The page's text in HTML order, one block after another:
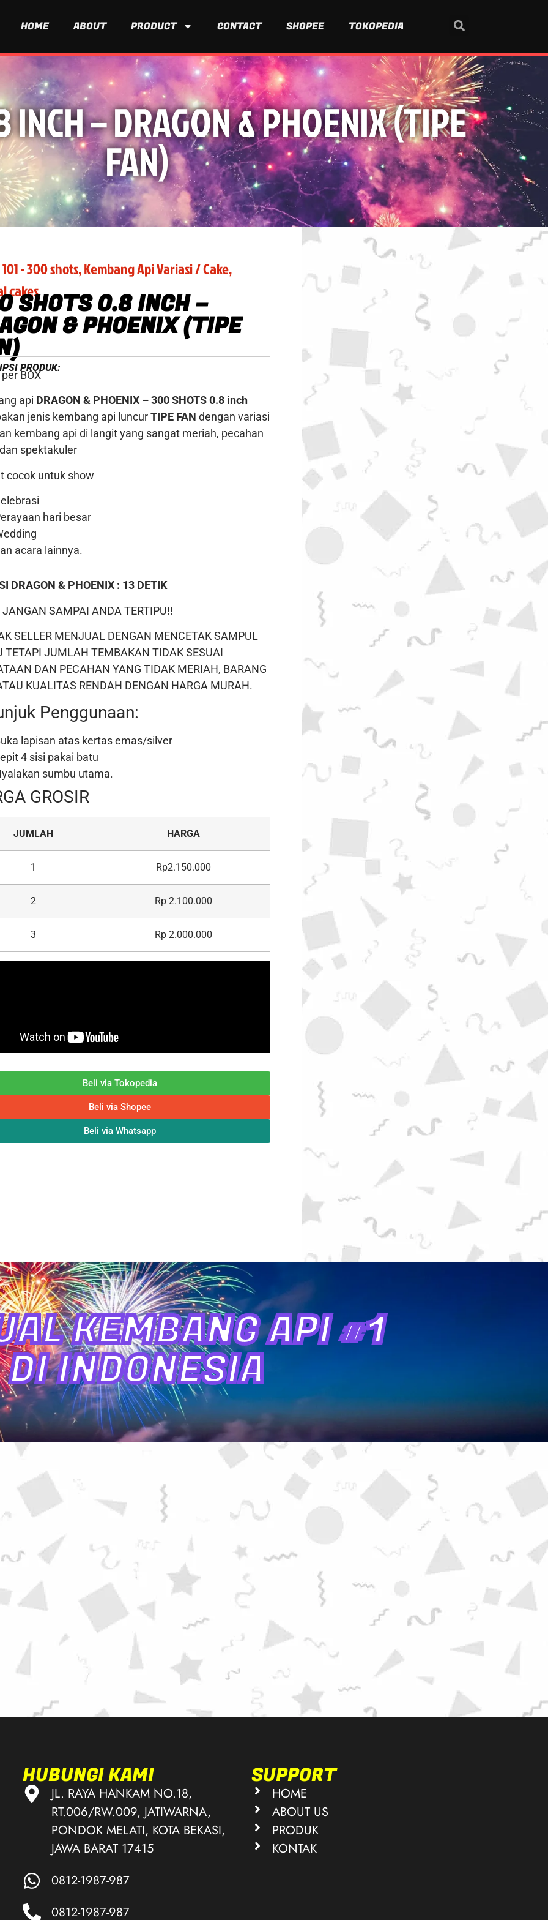
HOME ABOUT PRODUCT CONTACT SHOPEE TOKOPEDIA
– DRAGON & PHOENIX (TIPE
FAN)
- 300 shots,Kembang Api Variasi / Cake,
cakes
SHOTS 0.8 INCH –
& PHOENIX (TIPE
PRODUK:
BOX
api DRAGON & PHOENIX – 300 SHOTS 0.8 inch
jenis kembang api luncurTIPE FAN dengan variasi
kembang api di langit yang sangat meriah, pecahan
spektakuler
cocok untuk show
hari besar
acara lainnya.
DRAGON & PHOENIX : 13 DETIK
JANGAN SAMPAI ANDA TERTIPU!!
SELLER MENJUAL DENGAN MENCETAK SAMPUL
TETAPI JUMLAH TEMBAKAN TIDAK SESUAI
DAN PECAHAN YANG TIDAK MERIAH, BARANG
KUALITAS RENDAH DENGAN HARGA MURAH.
Penggunaan:
lapisan atas kertas emas/silver
4 sisi pakai batu
sumbu utama.
GROSIR
JUMLAH HARGA
1 Rp2.150.000
2 Rp 2.100.000
3 Rp 2.000.000
Beli via Tokopedia
Beli via Shopee
Beli via Whatsapp
KEMBANG API #1
DI INDONESIA
HUBUNGI KAMI
JL. RAYA HANKAM NO.18,
RT.006/RW.009, JATIWARNA,
PONDOK MELATI, KOTA BEKASI,
JAWA BARAT 17415
0812-1987-987
0812-1987-987
SUPPORT
HOME
ABOUT US
PRODUK
KONTAK